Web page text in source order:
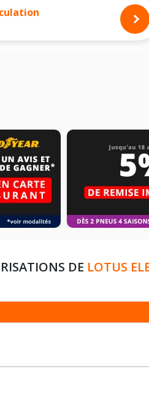
DE LOTUS